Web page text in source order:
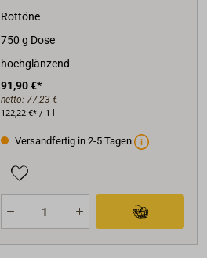
Rottöne
750 g Dose
hochglänzend
91,90 €*
netto: 77,23 €
122,22 €* / 1 l
Versandfertig in 2-5 Tagen.